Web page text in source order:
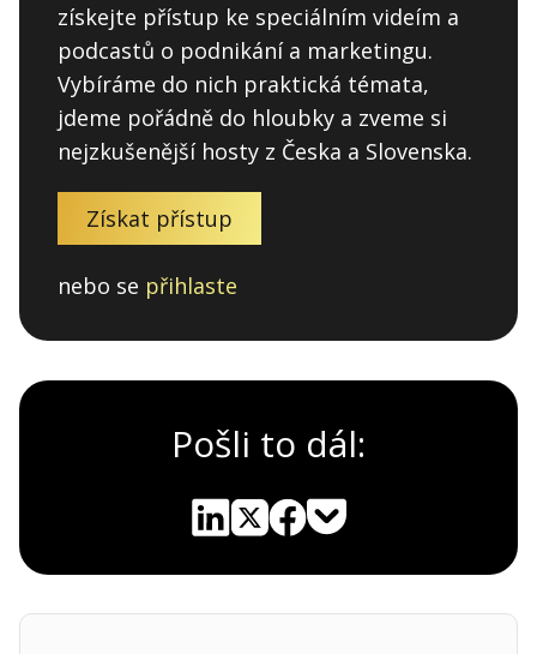
získejte přístup ke speciálním videím a
podcastů o podnikání a marketingu.
Vybíráme do nich praktická témata,
jdeme pořádně do hloubky a zveme si
nejzkušenější hosty z Česka a Slovenska.
Získat přístup
nebo se přihlaste
Pošli to dál: